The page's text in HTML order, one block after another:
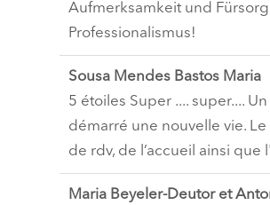
Aufmerksamkeit und
Professionalismus!
Sousa Mendes Bastos Maria
5 étoiles Super .... super....
démarré une nouvelle vie.
de rdv, de l’accueil ainsi
Maria Beyeler-Deutor et